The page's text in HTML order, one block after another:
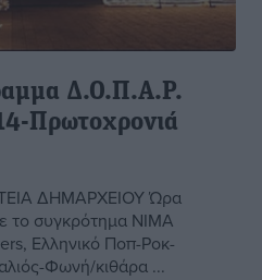
Δ.Ο.Π.Α.Ρ.
Πρωτοχρονιά
ΔΗΜΑΡΧΕΙΟΥ Ώρα
το συγκρότημα ΝΙΜΑ
Ελληνικό Ποπ-Ροκ-
Φωνή/κιθάρα ...